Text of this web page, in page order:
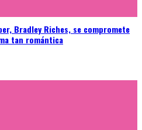
Bradley Riches, se compromete
tan romántica